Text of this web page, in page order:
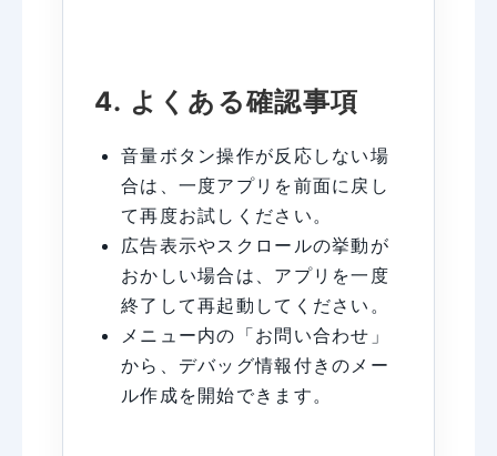
4. よくある確認事項
音量ボタン操作が反応しない場
合は、一度アプリを前面に戻し
て再度お試しください。
広告表示やスクロールの挙動が
おかしい場合は、アプリを一度
終了して再起動してください。
メニュー内の「お問い合わせ」
から、デバッグ情報付きのメー
ル作成を開始できます。